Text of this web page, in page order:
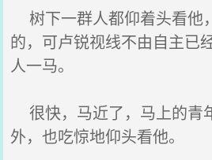
树下一群人都仰着头看他
的，可卢锐视线不由自主已
人一马。
很快，马近了，马上的青
外，也吃惊地仰头看他。